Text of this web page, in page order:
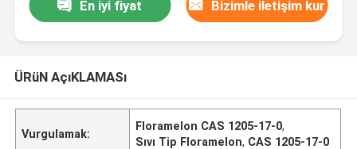
En iyi fiyat Bizimle iletişim kur
ÜRüN AçıKLAMASı
Vurgulamak:
Floramelon CAS 1205-17-0,
Sıvı Tip Floramelon, CAS 1205-17-0